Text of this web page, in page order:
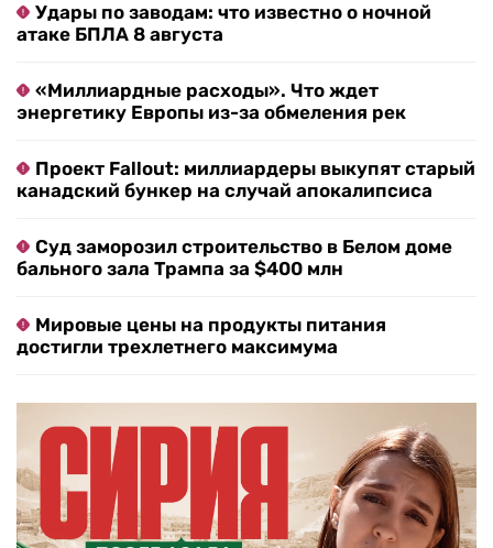
Удары по заводам: что известно о ночной
атаке БПЛА 8 августа
«Миллиардные расходы». Что ждет
энергетику Европы из-за обмеления рек
Проект Fallout: миллиардеры выкупят старый
канадский бункер на случай апокалипсиса
Суд заморозил строительство в Белом доме
бального зала Трампа за $400 млн
Мировые цены на продукты питания
достигли трехлетнего максимума